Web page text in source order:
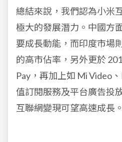
總結來說，我們認為小米
極大的發展潛力。中國方
要成長動能，而印度市場
的高市佔率，另外更於
Pay，再加上如 Mi Video
值訂閱服務及平台廣告投
互聯網變現可望高速成長。